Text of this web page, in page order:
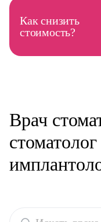
Как снизить
стоимость?
Врач